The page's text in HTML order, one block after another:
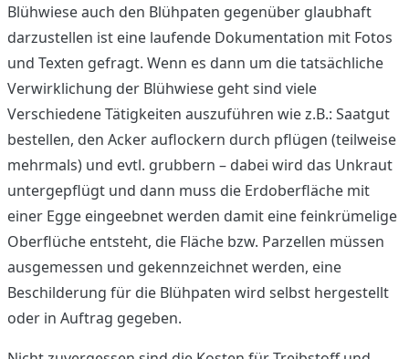
Blühwiese auch den Blühpaten gegenüber glaubhaft
darzustellen ist eine laufende Dokumentation mit Fotos
und Texten gefragt. Wenn es dann um die tatsächliche
Verwirklichung der Blühwiese geht sind viele
Verschiedene Tätigkeiten auszuführen wie z.B.: Saatgut
bestellen, den Acker auflockern durch pflügen (teilweise
mehrmals) und evtl. grubbern – dabei wird das Unkraut
untergepflügt und dann muss die Erdoberfläche mit
einer Egge eingeebnet werden damit eine feinkrümelige
Oberflüche entsteht, die Fläche bzw. Parzellen müssen
ausgemessen und gekennzeichnet werden, eine
Beschilderung für die Blühpaten wird selbst hergestellt
oder in Auftrag gegeben.